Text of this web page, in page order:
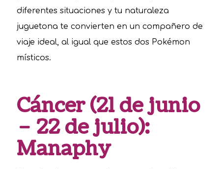
diferentes situaciones y tu naturaleza
juguetona te convierten en un compañero de
viaje ideal, al igual que estos dos Pokémon
místicos.
Cáncer (21 de junio
– 22 de julio):
Manaphy